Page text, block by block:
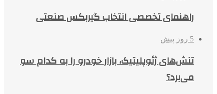
راهنمای تخصصی انتخاب گیربکس صنعتی
5 روز پیش
تنش‌های ژئوپلیتیک، بازار خودرو را به کدام سو
می‌برد؟